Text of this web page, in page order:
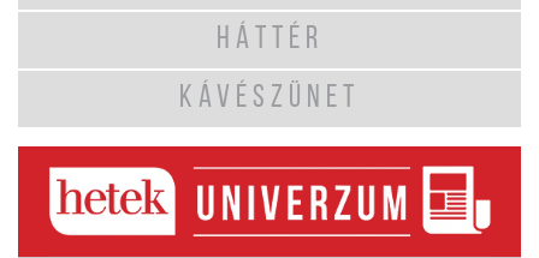
HÁTTÉR
KÁVÉSZÜNET